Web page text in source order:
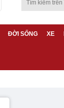
ĐỜI SỐNG XE